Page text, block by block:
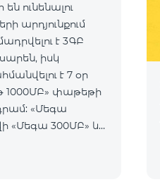
ունենալու
արդյունքում
է 3ԳԲ
իսկ
է 7 օր
1000ՄԲ» փաթեթի
«Մեգա
300ՄԲ» և